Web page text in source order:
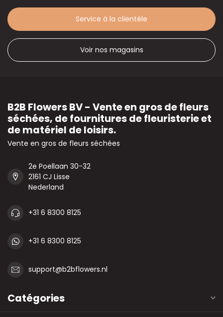
Service à la clientèle
Voir nos magasins
B2B Flowers BV - Vente en gros de fleurs
séchées, de fournitures de fleuristerie et
de matériel de loisirs.
Vente en gros de fleurs séchées
2e Poellaan 30-32
2161 CJ Lisse
Nederland
+31 6 8300 8125
+31 6 8300 8125
support@b2bflowers.nl
Catégories